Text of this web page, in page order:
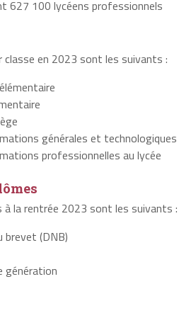
627 100 lycéens professionnels
classe en 2023 sont les suivants :
générales et technologiques
professionnelles au lycée
à la rentrée 2023 sont les suivants :
brevet (DNB)
génération